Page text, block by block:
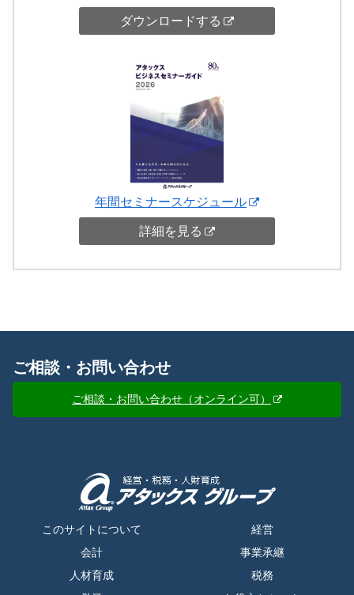
ダウンロードする
年間セミナースケジュール
詳細を見る
ご相談・お問い合わせ
ご相談・お問い合わせ（オンライン可）
このサイトについて
経営
会計
事業承継
人材育成
税務